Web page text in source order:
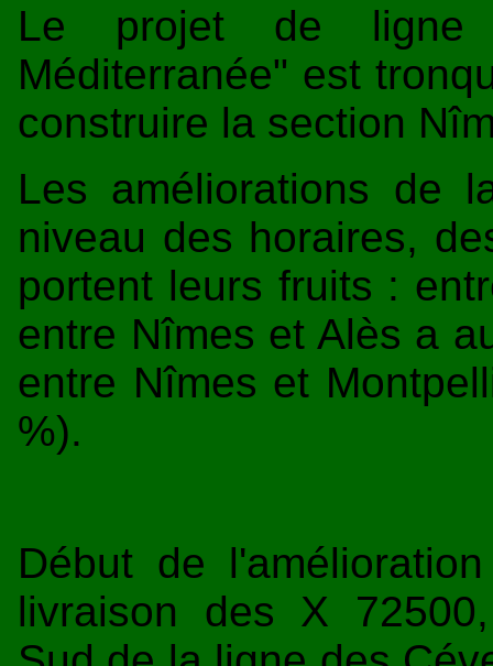
Le projet de ligne
Méditerranée" est
construire la section
Les améliorations de
niveau des horaires,
portent leurs fruits :
entre Nîmes et Alès a
entre Nîmes et
%).
Début de
livraison des X